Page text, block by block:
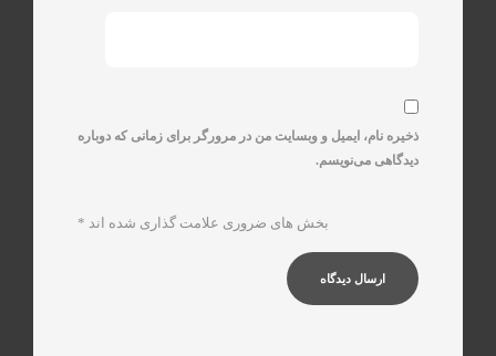
ذخیره نام، ایمیل و وبسایت من در مرورگر برای زمانی که دوباره
دیدگاهی می‌نویسم.
بخش های ضروری علامت گذاری شده اند *